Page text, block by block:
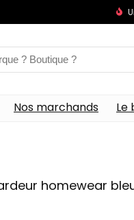
Nos marchands Le
homewear